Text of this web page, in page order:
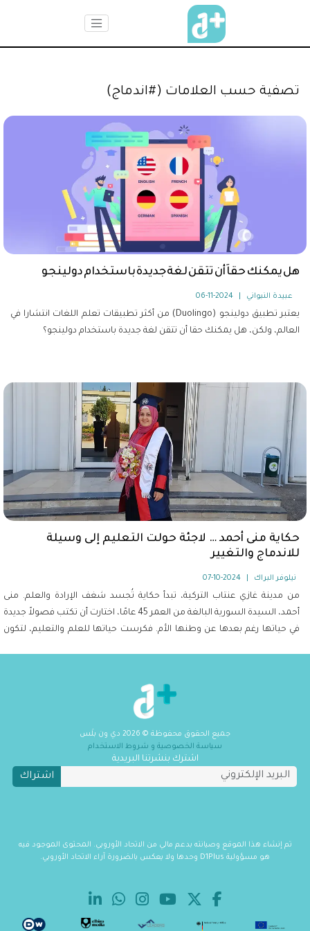
تصفية حسب العلامات (#اندماج)
هل يمكنك حقاَ أن تتقن لغة جديدة باستخدام دولينجو
عبيدة النبواني 2024-11-06
يعتبر تطبيق دولينجو (Duolingo) من أكثر تطبيقات تعلم اللغات انتشارا في
العالم، ولكن، هل يمكنك حقا أن تتقن لغة جديدة باستخدام دولينجو؟
حكاية منى أحمد … لاجئة حولت التعليم إلى وسيلة
للاندماج والتغيير
نيلوفر البراك 2024-10-07
من مدينة غازي عنتاب التركية، تبدأ حكاية تُجسد شغف الإرادة والعلم. منى
أحمد، السيدة السورية البالغة من العمر 45 عامًا، اختارت أن تكتب فصولاً جديدة
في حياتها رغم بعدها عن وطنها الأم. فكرست حياتها للعلم والتعليم، لتكون
جميع الحقوق محفوظة ©
2026 دي ون بلَس
سياسة الخصوصية و شروط الاستخدام
اشترك بنشرتنا البريدية
اشتراك
تم إنشاء هذا الموقع وصيانته بدعم مالي من الاتحاد الأوروبي. المحتوى الموجود فيه
هو مسؤولية D1Plus وحدها ولا يعكس بالضرورة آراء الاتحاد الأوروبي.